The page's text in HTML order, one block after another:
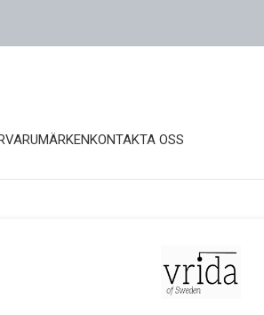
VARUMÄRKENKONTAKTA OSS